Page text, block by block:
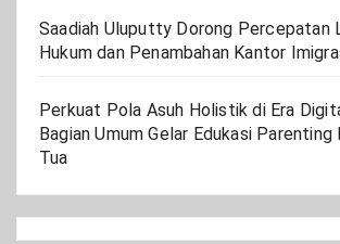
Saadiah Uluputty Dorong Percepatan
Hukum dan Penambahan Kantor
Perkuat Pola Asuh Holistik di Era
Bagian Umum Gelar Edukasi Parenting
Tua